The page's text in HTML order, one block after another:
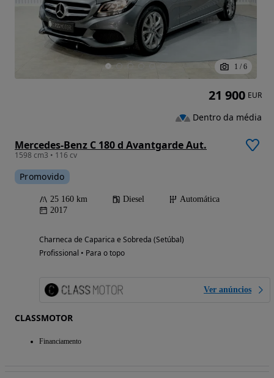
1 / 6
Mercedes-Benz C 180 d Avantgarde Aut.
1598 cm3 • 116 cv
Promovido
25 160 km Diesel
Automática
2017
Charneca de Caparica e Sobreda (Setúbal)
Profissional • Para o topo
Ver anúncios
CLASSMOTOR
Financiamento
21 900 EUR
Dentro da média